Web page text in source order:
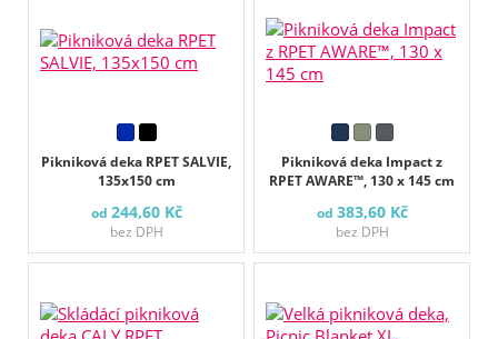
Pikniková deka RPET SALVIE,
135x150 cm
od 244,60 Kč
bez DPH
Pikniková deka Impact z
RPET AWARE™, 130 x 145 cm
od 383,60 Kč
bez DPH